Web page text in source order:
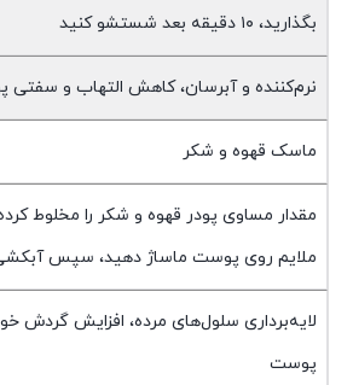
بگذارید، ۱۰ دقیقه بعد شستشو کنید
نرم‌کننده و آبرسان، کاهش التهاب و
ماسک قهوه و شکر
مقدار مساوی پودر قهوه و شکر را مخلوط
ملایم روی پوست ماساژ دهید، سپس
لایه‌برداری سلول‌های مرده، افزایش
پوست